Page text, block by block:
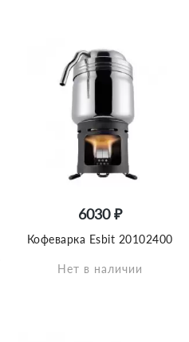
6030 ₽
Кофеварка Esbit 20102400
Нет в наличии